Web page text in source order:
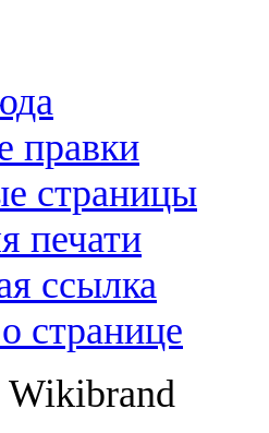
правки
страницы
печати
ссылка
странице
Wikibrand